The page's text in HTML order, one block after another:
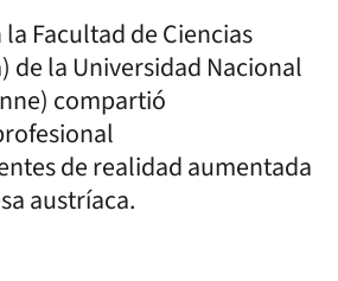
Facultad de Ciencias
de la Universidad Nacional
compartió
de realidad aumentada
austríaca.